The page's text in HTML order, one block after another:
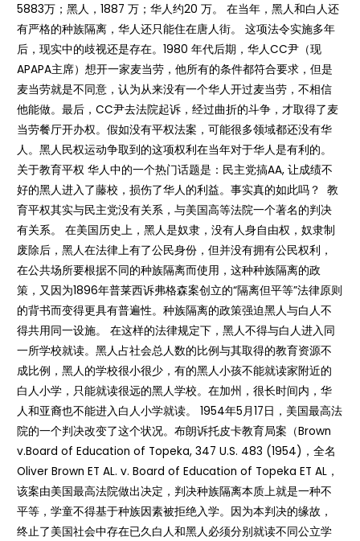
5883万；黑人，1887 万；华人约20 万。 在当年，黑人和白人还
有严格的种族隔离，华人还只能住在唐人街。 这项法令实施多年
后，现实中的歧视还是存在。1980 年代后期，华人CC尹（现
APAPA主席）想开一家麦当劳，他所有的条件都符合要求，但是
麦当劳就是不同意，认为从来没有一个华人开过麦当劳，不相信
他能做。最后，CC尹去法院起诉，经过曲折的斗争，才取得了麦
当劳餐厅开办权。假如没有平权法案，可能很多领域都还没有华
人。黑人民权运动争取到的这项权利在当年对于华人是有利的。
关于教育平权 华人中的一个热门话题是：民主党搞AA, 让成绩不
好的黑人进入了藤校，损伤了华人的利益。事实真的如此吗？ 教
育平权其实与民主党没有关系，与美国高等法院一个著名的判决
有关系。 在美国历史上，黑人是奴隶，没有人身自由权，奴隶制
废除后，黑人在法律上有了公民身份，但并没有拥有公民权利，
在公共场所要根据不同的种族隔离而使用，这种种族隔离的政
策，又因为1896年普莱西诉弗格森案创立的“隔离但平等”法律原则
的背书而变得更具有普遍性。种族隔离的政策强迫黑人与白人不
得共用同一设施。 在这样的法律规定下，黑人不得与白人进入同
一所学校就读。黑人占社会总人数的比例与其取得的教育资源不
成比例，黑人的学校很小很少，有的黑人小孩不能就读家附近的
白人小学，只能就读很远的黑人学校。在加州，很长时间内，华
人和亚裔也不能进入白人小学就读。 1954年5月17日，美国最高法
院的一个判决改变了这个状况。布朗诉托皮卡教育局案（Brown
v.Board of Education of Topeka, 347 U.S. 483 (1954)，全名
Oliver Brown ET AL. v. Board of Education of Topeka ET AL，
该案由美国最高法院做出决定，判决种族隔离本质上就是一种不
平等，学童不得基于种族因素被拒绝入学。因为本判决的缘故，
终止了美国社会中存在已久白人和黑人必须分别就读不同公立学